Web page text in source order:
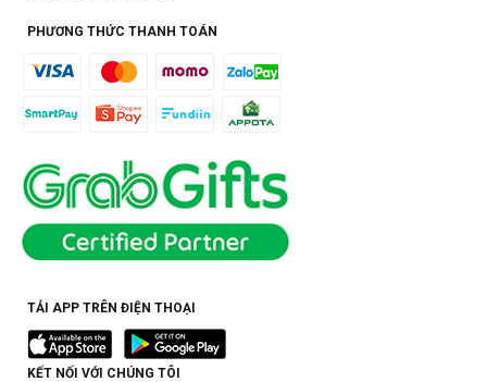
PHƯƠNG THỨC THANH TOÁN
TẢI APP TRÊN ĐIỆN THOẠI
KẾT NỐI VỚI CHÚNG TÔI